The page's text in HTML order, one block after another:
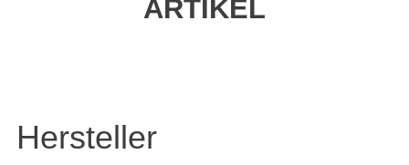
ARTIKEL
Hersteller